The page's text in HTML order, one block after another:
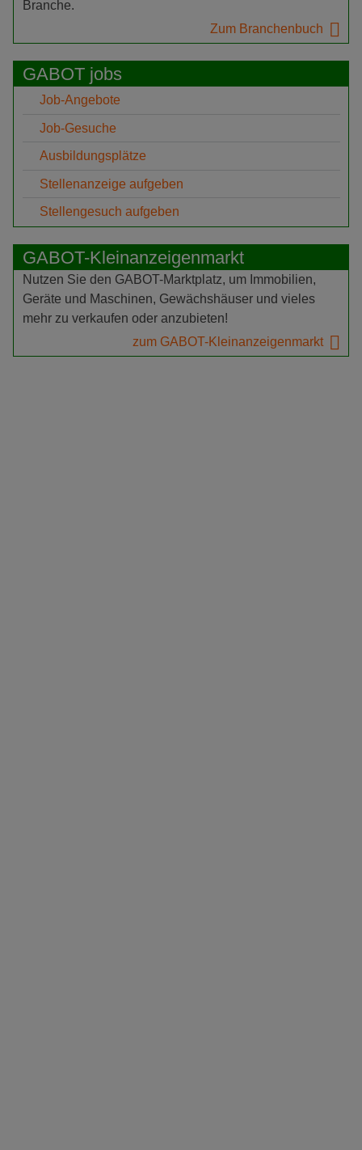
Branche.
Zum Branchenbuch
GABOT jobs
Job-Angebote
Job-Gesuche
Ausbildungsplätze
Stellenanzeige aufgeben
Stellengesuch aufgeben
GABOT-Kleinanzeigenmarkt
Nutzen Sie den GABOT-Marktplatz, um Immobilien,
Geräte und Maschinen, Gewächshäuser und vieles
mehr zu verkaufen oder anzubieten!
zum GABOT-Kleinanzeigenmarkt